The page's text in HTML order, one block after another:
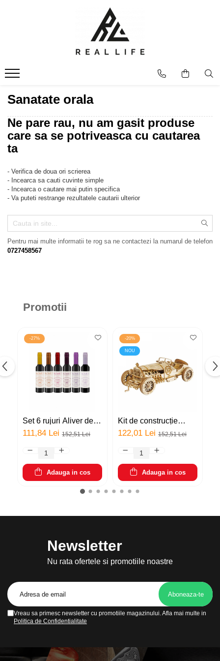
Masca fata si plasturi pentru
curatarea tenului
Dispozitive
Seruri antiimbatranire
Fond de ten
Ingrijirea parului
Sanatatea articulatiilor
Protectie solara
Make-Up
Produse grecesti
Puzzle
Jucarii educationale
Casa si Gradina
Periferice & Componente PC
Sport si calatorii
Rucsacuri
Produse sarbatori
Produse Cosmetice Coreene
Creme pentru maini si picioare
Sanatate orala
Ne pare rau, nu am gasit produse
care sa se potriveasca cu cautarea
ta
- Verifica de doua ori scrierea
- Incearca sa cauti cuvinte simple
- Incearca o cautare mai putin specifica
- Va puteti restrange rezultatele cautarii ulterior
Pentru mai multe informatii te rog sa ne contactezi la numarul de telefon
0727458567
Promotii
-27%
Set 6 rujuri Aliver de
lunga durata,
rezistente la apa,
mate, rosu, roz, maro,
mov, portocaliu, rosu
trandafir, din plante,
sub forma lichida,
hidratant, 6 x 7g
152,51 Lei
111,84 Lei
Adauga in cos
-20%
NOU
Kit de construcție
mașină clasică de
curse din lemn,
Car, 220 piese
152,51 Lei
122,01 Lei
Adauga in cos
Newsletter
Nu rata ofertele si promotiile noastre
Vreau sa primesc newsletter cu promotiile magazinului. Afla mai multe in
Politica de Confidentialitate